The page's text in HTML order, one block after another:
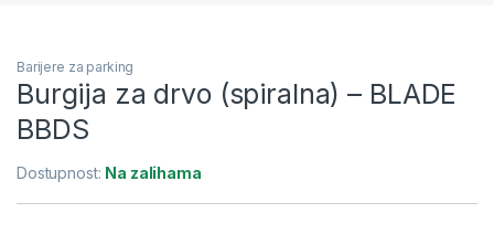
Barijere za parking
Burgija za drvo (spiralna) – BLADE
BBDS
Dostupnost: Na zalihama